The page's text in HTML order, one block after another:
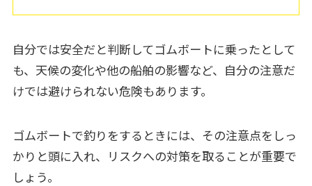
自分では安全だと判断してゴムボートに乗ったとして
も、天候の変化や他の船舶の影響など、自分の注意だ
けでは避けられない危険もあります。
ゴムボートで釣りをするときには、その注意点をしっ
かりと頭に入れ、リスクへの対策を取ることが重要で
しょう。